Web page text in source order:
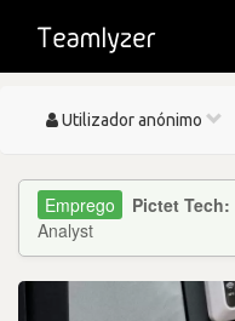
Toggle
Utilizador anónimo
Pictet Tech:
Analyst